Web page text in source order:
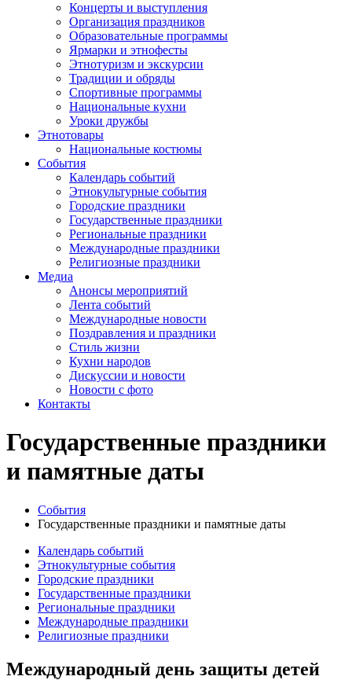
Концерты и выступления
Организация праздников
Образовательные программы
Ярмарки и этнофесты
Этнотуризм и экскурсии
Традиции и обряды
Спортивные программы
Национальные кухни
Уроки дружбы
Этнотовары
Национальные костюмы
События
Календарь событий
Этнокультурные события
Городские праздники
Государственные праздники
Региональные праздники
Международные праздники
Религиозные праздники
Медиа
Анонсы мероприятий
Лента событий
Международные новости
Поздравления и праздники
Cтиль жизни
Кухни народов
Дискуссии и новости
Новости с фото
Контакты
Государственные праздники
и памятные даты
События
Государственные праздники и памятные даты
Календарь событий
Этнокультурные события
Городские праздники
Государственные праздники
Региональные праздники
Международные праздники
Религиозные праздники
Международный день защиты детей